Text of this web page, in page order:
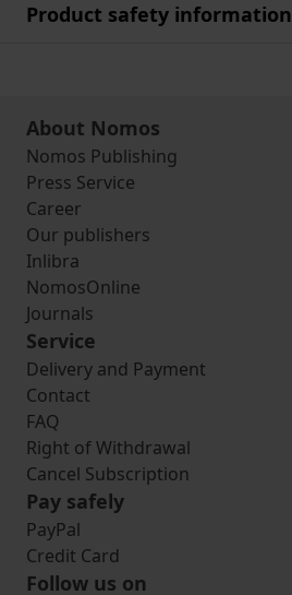
Product safety information
About Nomos
Nomos Publishing
Press Service
Career
Our publishers
Inlibra
NomosOnline
Journals
Service
Delivery and Payment
Contact
FAQ
Right of Withdrawal
Cancel Subscription
Pay safely
PayPal
Credit Card
Follow us on